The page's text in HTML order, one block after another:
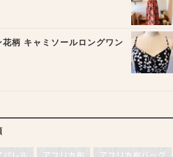
花柄 キャミソールロングワン
パレル アフリカ布 アフリカ布バッグ